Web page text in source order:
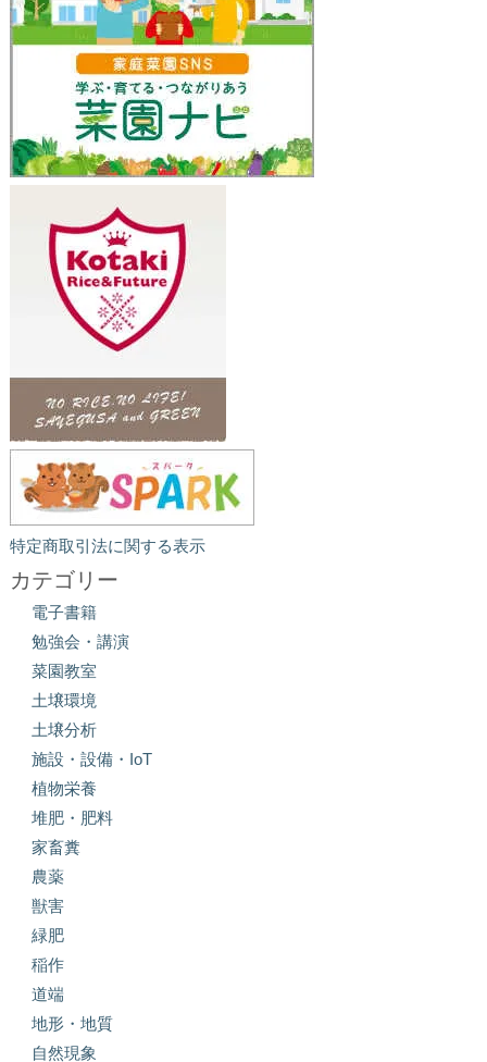
特定商取引法に関する表示
カテゴリー
電子書籍
勉強会・講演
菜園教室
土壌環境
土壌分析
施設・設備・IoT
植物栄養
堆肥・肥料
家畜糞
農薬
獣害
緑肥
稲作
道端
地形・地質
自然現象